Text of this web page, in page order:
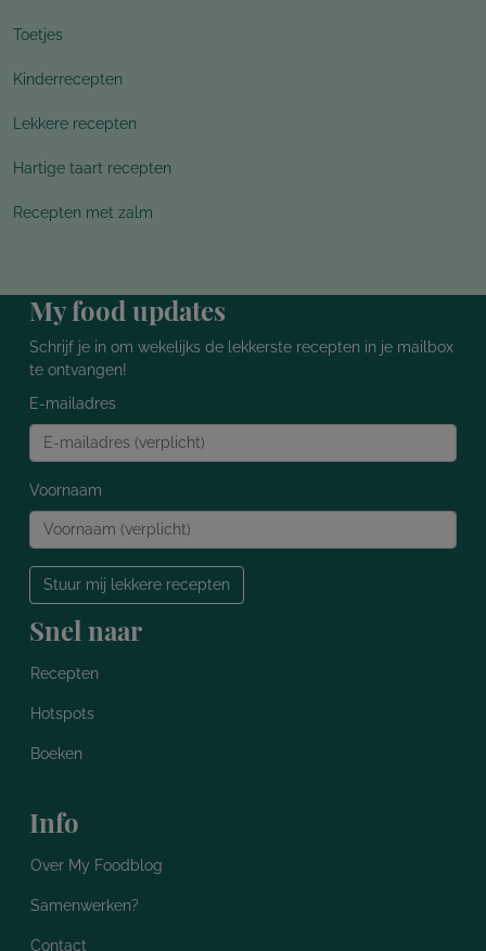
Toetjes
Kinderrecepten
Lekkere recepten
Hartige taart recepten
Recepten met zalm
My food updates
Schrijf je in om wekelijks de lekkerste recepten in je mailbox
te ontvangen!
E-mailadres
Voornaam
Stuur mij lekkere recepten
Snel naar
Recepten
Hotspots
Boeken
Info
Over My Foodblog
Samenwerken?
Contact